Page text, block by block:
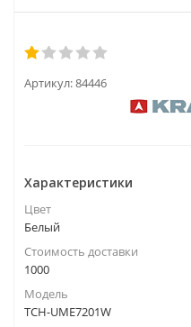
Артикул:84446
Характеристики
Цвет
Белый
Стоимость доставки
1000
Модель
TCH-UME7201W